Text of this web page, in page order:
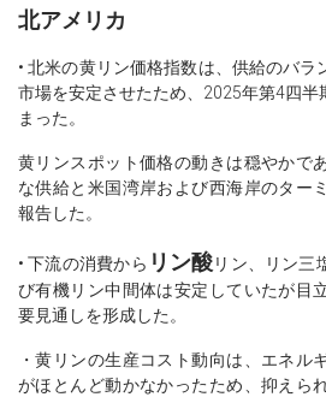
北アメリカ
• 北米の黄リン価格指数は、供給のバ
市場を安定させたため、2025年第4四半
まった。
黄リンスポット価格の動きは穏やかで
な供給と米国湾岸および西海岸のター
報告した。
• 下流の消費から リン酸リン、リン三
び有機リン中間体は安定していたが目
要見通しを形成した。
・黄リンの生産コスト動向は、エネル
がほとんど動かなかったため、抑えら